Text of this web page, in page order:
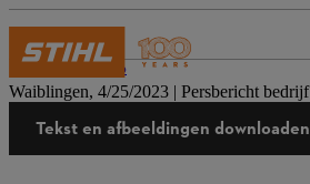
Druk op
Waiblingen, 4/25/2023 | Persbericht bedrijf
Tekst en afbeeldingen downloaden